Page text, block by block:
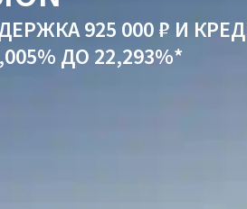
925 000 ₽ И
ДО 22,293%*